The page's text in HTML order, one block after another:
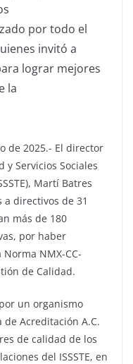
por todo el
invitó a
lograr mejores
la
de 2025.- El director
Servicios Sociales
Martí Batres
directivos de 31
más de 180
por haber
NMX-CC-
de Calidad.
un organismo
Acreditación A.C.
de calidad de los
del ISSSTE, en